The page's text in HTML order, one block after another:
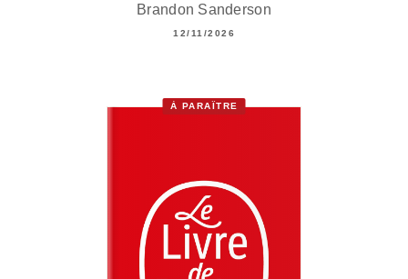
Brandon Sanderson
12/11/2026
À PARAÎTRE